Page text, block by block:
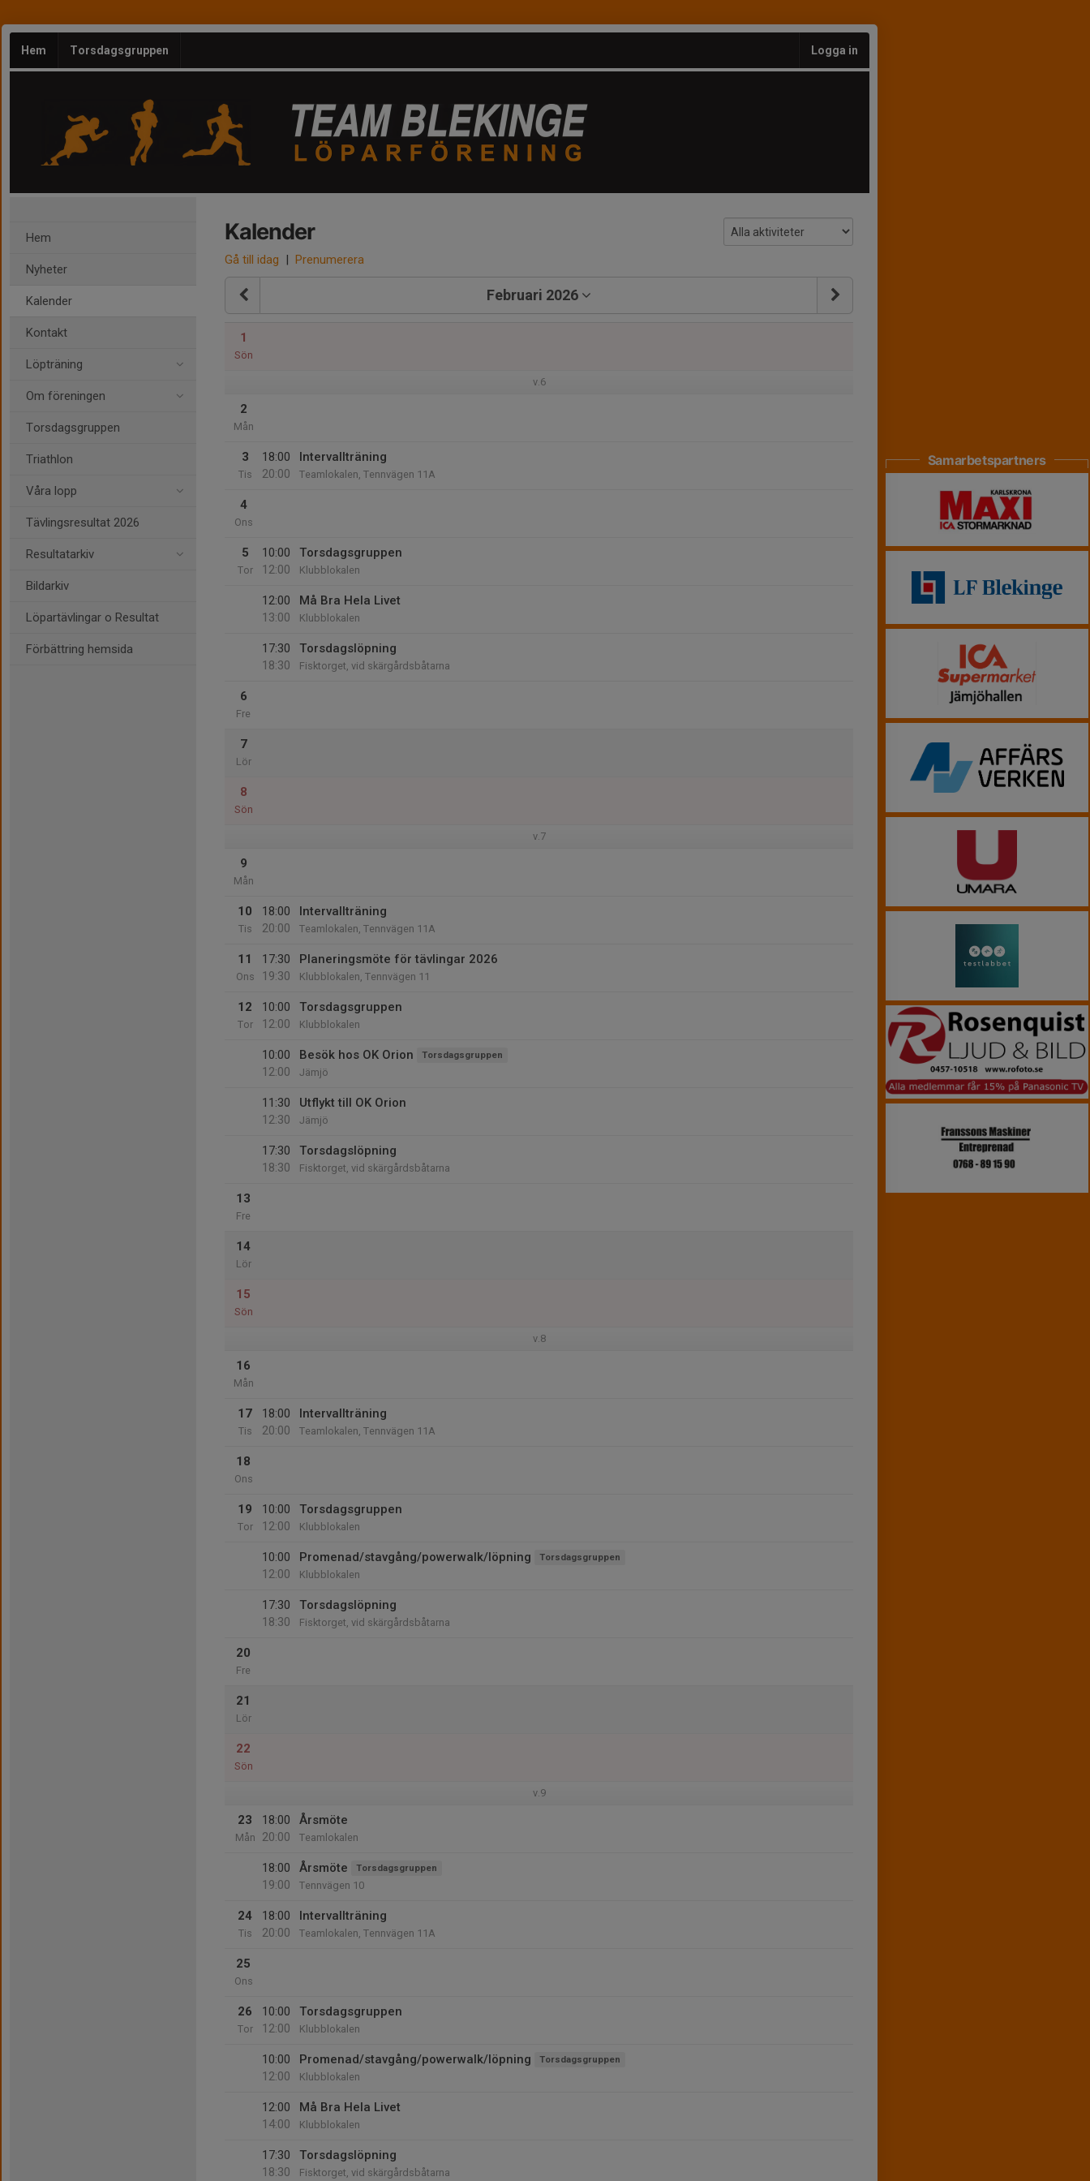
Hem Torsdagsgruppen Logga in
Hem
Nyheter
Kalender
Kontakt
Löpträning
Om föreningen
Torsdagsgruppen
Triathlon
Våra lopp
Tävlingsresultat 2026
Resultatarkiv
Bildarkiv
Löpartävlingar o Resultat
Förbättring hemsida
Kalender
Gå till idag | Prenumerera
Februari 2026
1
Sön
v.6
2
Mån
3
Tis
18:00
20:00
Intervallträning
Teamlokalen, Tennvägen 11A
4
Ons
5
Tor
10:00
12:00
Torsdagsgruppen
Klubblokalen
12:00
13:00
Må Bra Hela Livet
Klubblokalen
17:30
18:30
Torsdagslöpning
Fisktorget, vid skärgårdsbåtarna
6
Fre
7
Lör
8
Sön
v.7
9
Mån
10
Tis
18:00
20:00
Intervallträning
Teamlokalen, Tennvägen 11A
11
Ons
17:30
19:30
Planeringsmöte för tävlingar 2026
Klubblokalen, Tennvägen 11
12
Tor
10:00
12:00
Torsdagsgruppen
Klubblokalen
10:00
12:00
Besök hos OK Orion Torsdagsgruppen
Jämjö
11:30
12:30
Utflykt till OK Orion
Jämjö
17:30
18:30
Torsdagslöpning
Fisktorget, vid skärgårdsbåtarna
13
Fre
14
Lör
15
Sön
v.8
16
Mån
17
Tis
18:00
20:00
Intervallträning
Teamlokalen, Tennvägen 11A
18
Ons
19
Tor
10:00
12:00
Torsdagsgruppen
Klubblokalen
10:00
12:00
Promenad/stavgång/powerwalk/löpning Torsdagsgruppen
Klubblokalen
17:30
18:30
Torsdagslöpning
Fisktorget, vid skärgårdsbåtarna
20
Fre
21
Lör
22
Sön
v.9
23
Mån
18:00
20:00
Årsmöte
Teamlokalen
18:00
19:00
Årsmöte Torsdagsgruppen
Tennvägen 10
24
Tis
18:00
20:00
Intervallträning
Teamlokalen, Tennvägen 11A
25
Ons
26
Tor
10:00
12:00
Torsdagsgruppen
Klubblokalen
10:00
12:00
Promenad/stavgång/powerwalk/löpning Torsdagsgruppen
Klubblokalen
12:00
14:00
Må Bra Hela Livet
Klubblokalen
17:30
18:30
Torsdagslöpning
Fisktorget, vid skärgårdsbåtarna
Samarbetspartners